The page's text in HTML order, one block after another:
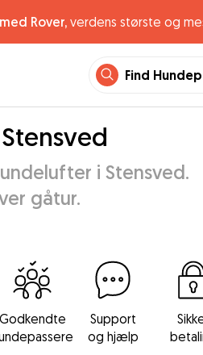
Rover, verdens største og
Find
i Stensved.
gåtur.
Godkendte
Support
og hjælp